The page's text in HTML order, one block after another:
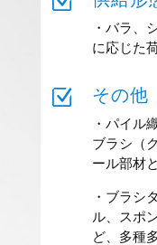
・バラ、
に応じた
Z その他
・パイル
ブラシ（
ール部材
・ブラシ
ル、スポ
ど、多種